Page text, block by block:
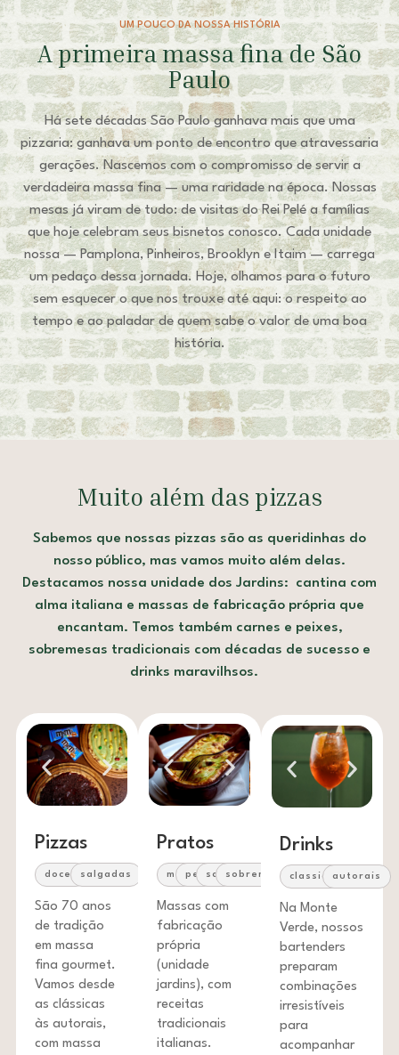
UM POUCO DA NOSSA HISTÓRIA
A primeira massa fina de São
Paulo
Há sete décadas São Paulo ganhava mais que uma
pizzaria: ganhava um ponto de encontro que atravessaria
gerações. Nascemos com o compromisso de servir a
verdadeira massa fina — uma raridade na época. Nossas
mesas já viram de tudo: de visitas do Rei Pelé a famílias
que hoje celebram seus bisnetos conosco. Cada unidade
nossa — Pamplona, Pinheiros, Brooklyn e Itaim — carrega
um pedaço dessa jornada. Hoje, olhamos para o futuro
sem esquecer o que nos trouxe até aqui: o respeito ao
tempo e ao paladar de quem sabe o valor de uma boa
história.
Muito além das pizzas
Sabemos que nossas pizzas são as queridinhas do
nosso público, mas vamos muito além delas.
Destacamos nossa unidade dos Jardins: cantina com
alma italiana e massas de fabricação própria que
encantam. Temos também carnes e peixes,
sobremesas tradicionais com décadas de sucesso e
drinks maravilhsos.
Pizzas
doces salgadas
São 70 anos
de tradição
em massa
fina gourmet.
Vamos desde
as clássicas
às autorais,
com massa
Pratos
massas
petiscos
saladas
sobremesas
Massas com
fabricação
própria
(unidade
jardins), com
receitas
tradicionais
italianas.
Drinks
classicosautorais
Na Monte
Verde, nossos
bartenders
preparam
combinações
irresistíveis
para
acompanhar